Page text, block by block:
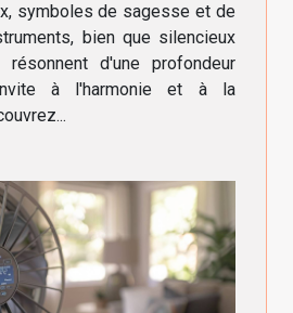
symboles de sagesse et de
bien que silencieux
d'une profondeur
à l'harmonie et à la